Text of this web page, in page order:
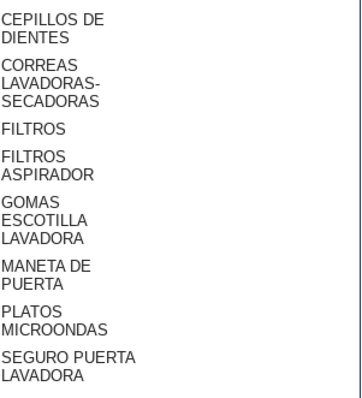
CEPILLOS DE
DIENTES
CORREAS
LAVADORAS-
SECADORAS
FILTROS
FILTROS
ASPIRADOR
GOMAS
ESCOTILLA
LAVADORA
MANETA DE
PUERTA
PLATOS
MICROONDAS
SEGURO PUERTA
LAVADORA